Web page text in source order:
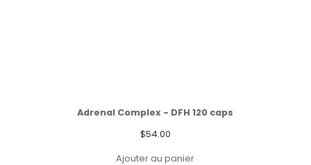
Adrenal Complex - DFH 120 caps
$54.00
Ajouter au panier